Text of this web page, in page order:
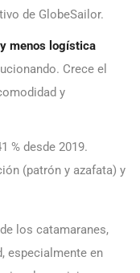
de GlobeSailor.
menos logística
Crece el
y
% desde 2019.
(patrón y azafata) y
los catamaranes,
especialmente en